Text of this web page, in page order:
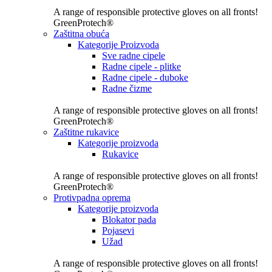
A range of responsible protective gloves on all fronts!
GreenProtech®
Zaštitna obuća
Kategorije Proizvoda
Sve radne cipele
Radne cipele - plitke
Radne cipele - duboke
Radne čizme
A range of responsible protective gloves on all fronts!
GreenProtech®
Zaštitne rukavice
Kategorije proizvoda
Rukavice
A range of responsible protective gloves on all fronts!
GreenProtech®
Protivpadna oprema
Kategorije proizvoda
Blokator pada
Pojasevi
Užad
A range of responsible protective gloves on all fronts!